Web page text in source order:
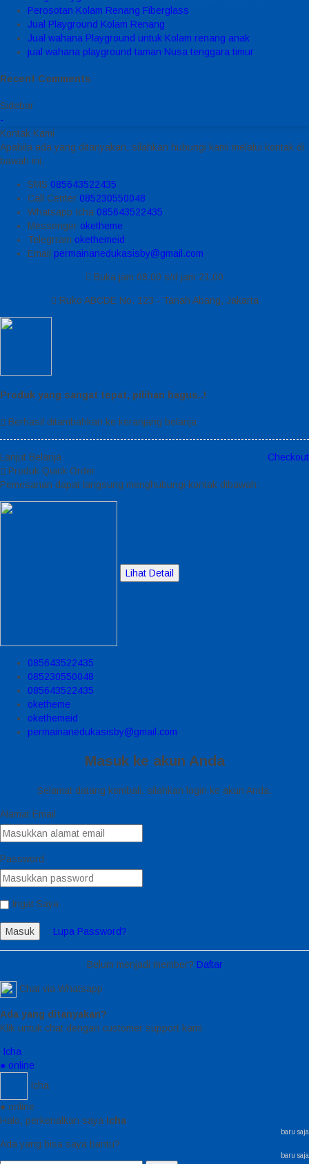
Perosotan Kolam Renang Fiberglass
Jual Playground Kolam Renang
Jual wahana Playground untuk Kolam renang anak
jual wahana playground taman Nusa tenggara timur
Recent Comments
Sidebar
-
Kontak Kami
Apabila ada yang ditanyakan, silahkan hubungi kami melalui kontak di
bawah ini.
SMS 085643522435
Call Center 085230550048
Whatsapp Icha 085643522435
Messenger oketheme
Telegrram okethemeid
Email permainanedukasisby@gmail.com
Buka jam 08.00 s/d jam 21.00
Ruko ABCDE No. 123 - Tanah Abang, Jakarta
Produk yang sangat tepat, pilihan bagus..!
Berhasil ditambahkan ke keranjang belanja
Lanjut Belanja
Checkout
Produk Quick Order
Pemesanan dapat langsung menghubungi kontak dibawah:
Lihat Detail
085643522435
085230550048
085643522435
oketheme
okethemeid
permainanedukasisby@gmail.com
Masuk ke akun Anda
Selamat datang kembali, silahkan login ke akun Anda.
Alamat Email
Password
Ingat Saya
Masuk Lupa Password?
Belum menjadi member? Daftar
Chat via Whatsapp
Ada yang ditanyakan?
Klik untuk chat dengan customer support kami
Icha
● online
Icha
● online
Halo, perkenalkan saya Icha
baru saja
Ada yang bisa saya bantu?
baru saja